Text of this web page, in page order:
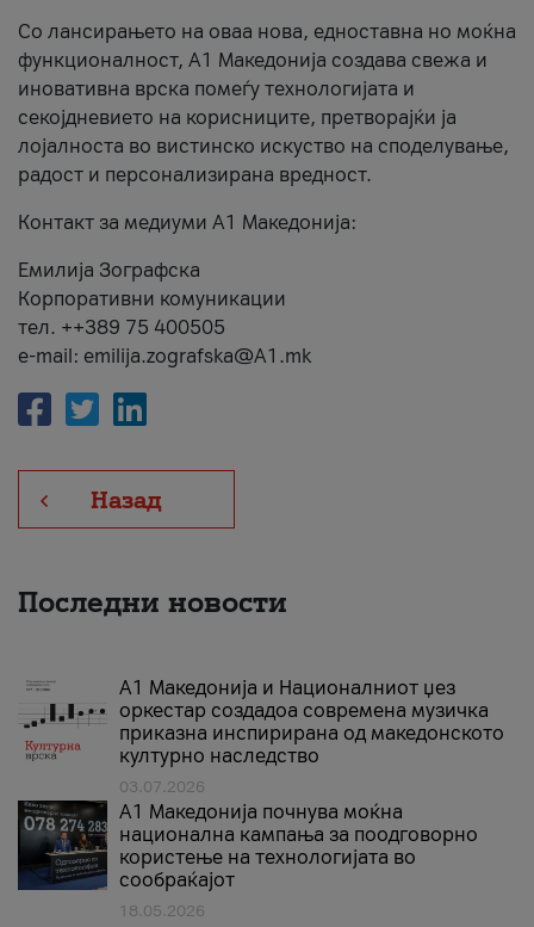
Со лансирањето на оваа нова, едноставна но моќна
функционалност, А1 Македонија создава свежа и
иновативна врска помеѓу технологијата и
секојдневието на корисниците, претворајќи ја
лојалноста во вистинско искуство на споделување,
радост и персонализирана вредност.
Контакт за медиуми А1 Македонија:
Емилија Зографска
Корпоративни комуникации
тел. ++389 75 400505
e-mail: emilija.zografska@A1.mk
Назад
Последни новости
А1 Македонија и Националниот џез
оркестар создадоа современа музичка
приказна инспирирана од македонското
културно наследство
03.07.2026
A1 Македонија почнува моќна
национална кампања за поодговорно
користење на технологијата во
сообраќајот
18.05.2026